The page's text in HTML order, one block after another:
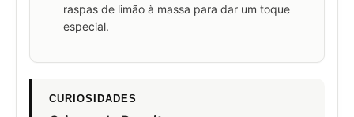
raspas de limão à massa para dar um toque
especial.
CURIOSIDADES